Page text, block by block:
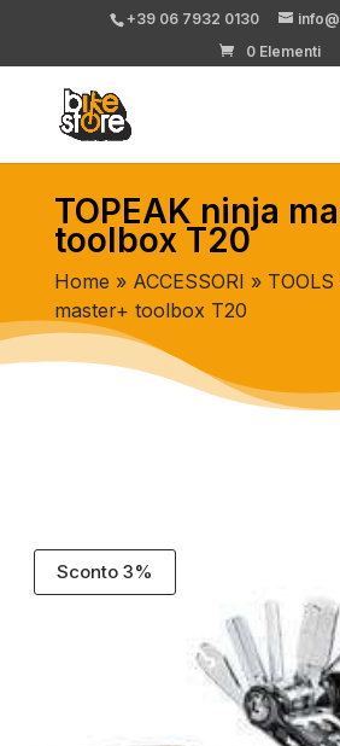
+39 06 7932 0130
0 Elementi
TOPEAK ninja
toolbox T20
Home » ACCESSORI » TOOLS
master+ toolbox T20
Sconto 3%